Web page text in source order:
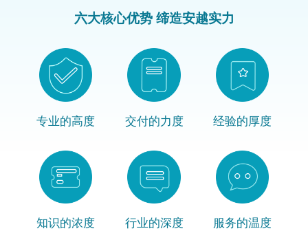
六大核心优势 缔造安越实力
专业的高度 交付的力度 经验的厚度
知识的浓度 行业的深度 服务的温度